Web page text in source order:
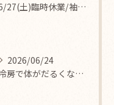
6/27(土)臨時休業/袖ケ浦/リラクゼーション整体Re.Body
2026/06/24
冷房で体がだるくなる理由/袖ケ浦/リラクゼーション整体Re.Body